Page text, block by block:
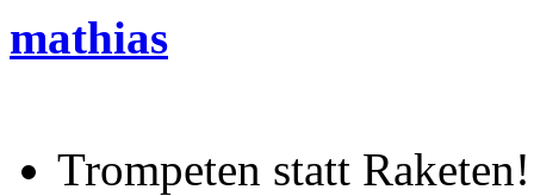
mathias
Trompeten statt Raketen!